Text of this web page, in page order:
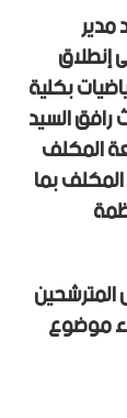
2025 السيد مدير
إنطلاق
بكلية
رافق السيد
المكلف
المكلف بما
موضوع